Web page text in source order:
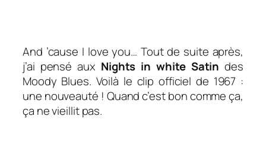
And ’cause I love you… Tout de suite après,
j’ai pensé aux Nights in white Satin des
Moody Blues. Voilà le clip officiel de 1967 :
une nouveauté ! Quand c’est bon comme ça,
ça ne vieillit pas.